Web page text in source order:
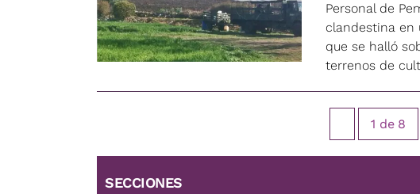
Personal de
clandestina en
que se halló
terrenos de
1 de 8
SECCIONES